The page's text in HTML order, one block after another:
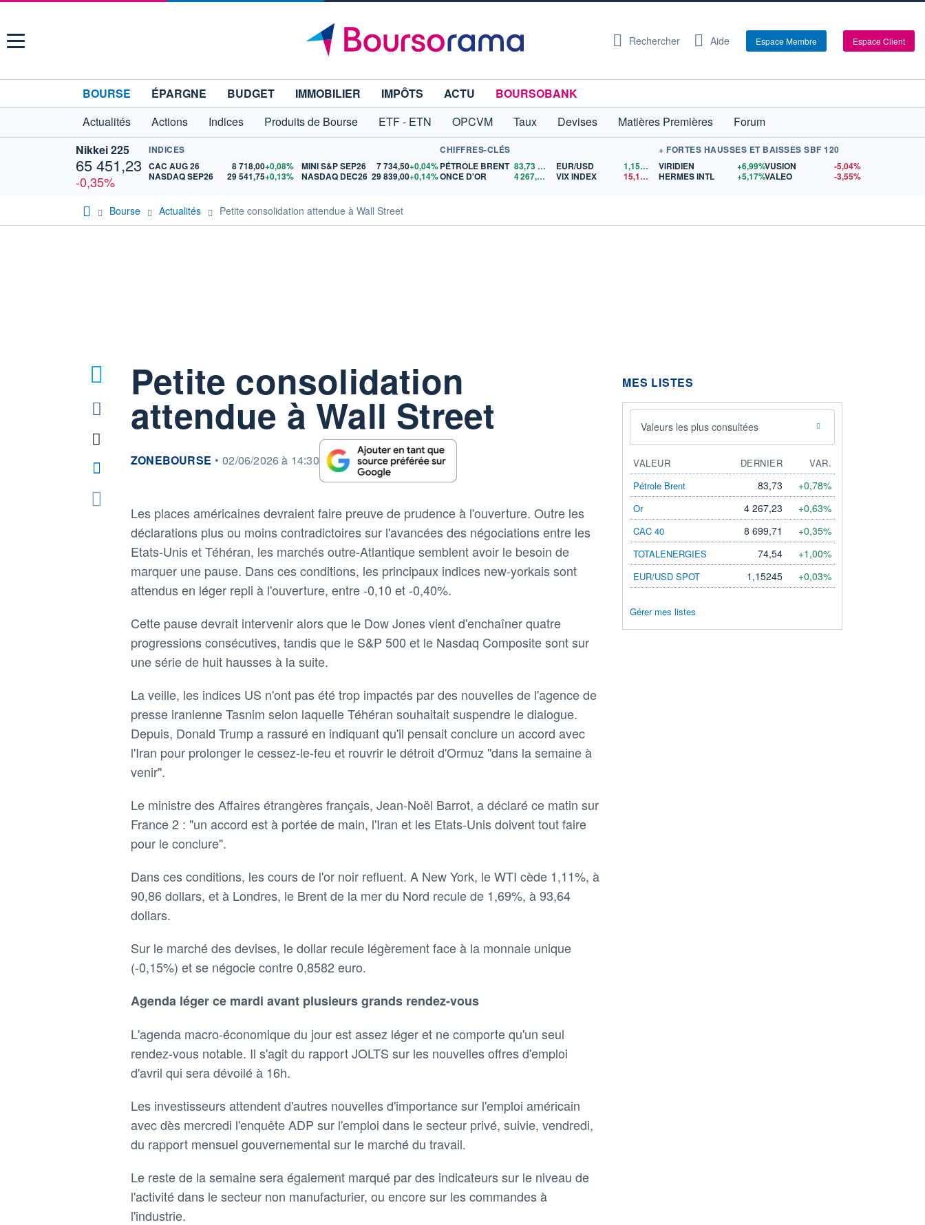
Menu Rechercher Aide Espace Membre Espace Client
BOURSE ÉPARGNE BUDGET IMMOBILIER IMPÔTS ACTU
BOURSOBANK
Actualités
Actions Indices Produits de Bourse ETF - ETN OPCVM Taux Devises Matières Premières
Forum
Nikkei 225
65 451,23
-0,35%
INDICES
CAC AUG 26
8 718,00+0,08%
NASDAQ SEP26
29 541,75+0,13%
MINI S&P SEP26 7 734,50+0,04%
NASDAQ DEC26 29 839,00+0,14%
CHIFFRES-CLÉS
PÉTROLE BRENT 83,73
ONCE D'OR
4 267,23 $US
EUR/USD 1,1524
$US
VIX INDEX
15,15$US
+ FORTES HAUSSES ET BAISSES SBF 120
VIRIDIEN
+6,99%
HERMES INTL
+5,17%
VUSION
-5,04%
VALEO
-3,55%
Bourse Actualités Petite consolidation attendue à Wall Street
Petite consolidation
attendue à Wall Street
information fournie par
ZONEBOURSE • 02/06/2026 à 14:30
Les places américaines devraient faire preuve de prudence à l'ouverture. Outre les
déclarations plus ou moins contradictoires sur l'avancées des négociations entre les
Etats-Unis et Téhéran, les marchés outre-Atlantique semblent avoir le besoin de
marquer une pause. Dans ces conditions, les principaux indices new-yorkais sont
attendus en léger repli à l'ouverture, entre -0,10 et -0,40%.
Cette pause devrait intervenir alors que le Dow Jones vient d'enchaîner quatre
progressions consécutives, tandis que le S&P 500 et le Nasdaq Composite sont sur
une série de huit hausses à la suite.
La veille, les indices US n'ont pas été trop impactés par des nouvelles de l'agence de
presse iranienne Tasnim selon laquelle Téhéran souhaitait suspendre le dialogue.
Depuis, Donald Trump a rassuré en indiquant qu'il pensait conclure un accord avec
l'Iran pour prolonger le cessez-le-feu et rouvrir le détroit d'Ormuz "dans la semaine à
venir".
Le ministre des Affaires étrangères français, Jean-Noël Barrot, a déclaré ce matin sur
France 2 : "un accord est à portée de main, l'Iran et les Etats-Unis doivent tout faire
pour le conclure".
Dans ces conditions, les cours de l'or noir refluent. A New York, le WTI cède 1,11%, à
90,86 dollars, et à Londres, le Brent de la mer du Nord recule de 1,69%, à 93,64
dollars.
Sur le marché des devises, le dollar recule légèrement face à la monnaie unique
(-0,15%) et se négocie contre 0,8582 euro.
Agenda léger ce mardi avant plusieurs grands rendez-vous
L'agenda macro-économique du jour est assez léger et ne comporte qu'un seul
rendez-vous notable. Il s'agit du rapport JOLTS sur les nouvelles offres d'emploi
d'avril qui sera dévoilé à 16h.
Les investisseurs attendent d'autres nouvelles d'importance sur l'emploi américain
avec dès mercredi l'enquête ADP sur l'emploi dans le secteur privé, suivie, vendredi,
du rapport mensuel gouvernemental sur le marché du travail.
Le reste de la semaine sera également marqué par des indicateurs sur le niveau de
l'activité dans le secteur non manufacturier, ou encore sur les commandes à
l'industrie.
MES LISTES
Valeurs les plus consultées
VALEUR DERNIER
VAR.
Pétrole Brent
83,73 +0,78%
Or 4 267,23 +0,63%
CAC 40 8 699,71 +0,35%
TOTALENERGIES 74,54 +1,00%
EUR/USD SPOT 1,15245 +0,03%
Gérer mes listes